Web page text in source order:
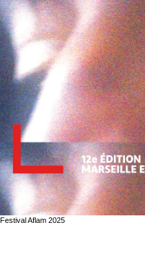
Festival Aflam 2025